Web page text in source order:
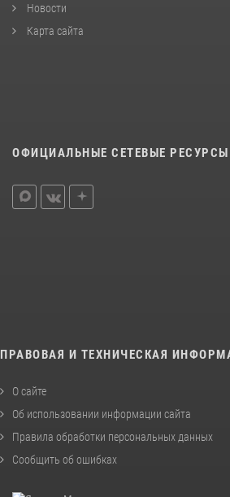
Новости
Карта сайта
ОФИЦИАЛЬНЫЕ СЕТЕВЫЕ РЕСУРСЫ
ПРАВОВАЯ И ТЕХНИЧЕСКАЯ
О сайте
Об использовании информации сайта
Правила обработки персональных данных
Сообщить об ошибках